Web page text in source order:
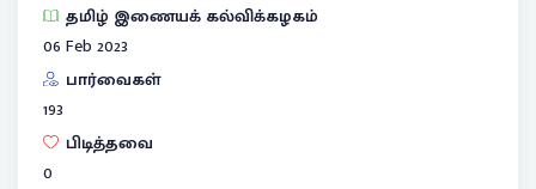
தமிழ் இணையக் கல்விக்கழகம்
06 Feb 2023
பார்வைகள்
193
பிடித்தவை
0